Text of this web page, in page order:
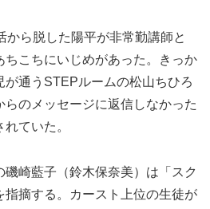
から脱した陽平が非常勤講師と
ちこちにいじめがあった。きっか
が通うSTEPルームの松山ちひろ
らのメッセージに返信しなかった
ていた。
磯崎藍子（鈴木保奈美）は「スク
指摘する。カースト上位の生徒が